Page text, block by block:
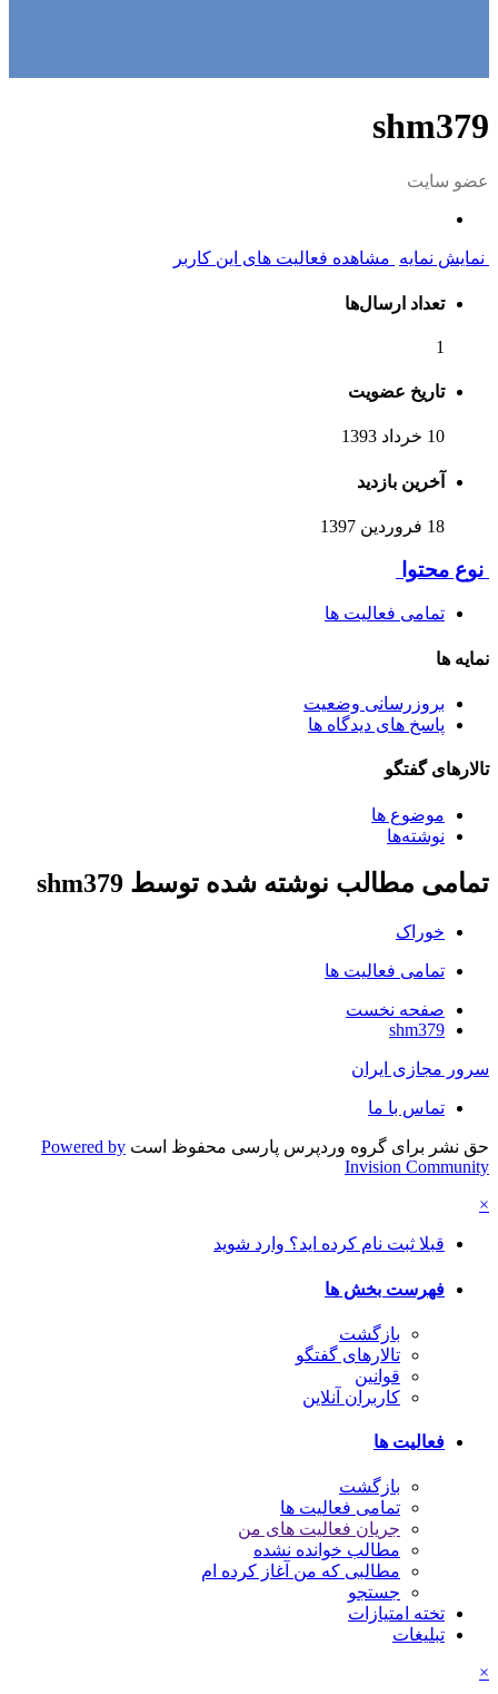
shm379
عضو سایت
نمایش نمایه مشاهده فعالیت های این کاربر
تعداد ارسال‌ها
1
تاریخ عضویت
10 خرداد 1393
آخرین بازدید
18 فروردین 1397
نوع محتوا
تمامی فعالیت ها
نمایه ها
بروزرسانی وضعیت
پاسخ های دیدگاه ها
تالارهای گفتگو
موضوع ها
نوشته‌ها
تمامی مطالب نوشته شده توسط shm379
خوراک
تمامی فعالیت ها
صفحه نخست
shm379
سرور مجازی ایران
تماس با ما
حق نشر برای گروه وردپرس پارسی محفوظ است Powered by
Invision Community
×
قبلا ثبت نام کرده اید؟ وارد شوید
فهرست بخش ها
بازگشت
تالارهای گفتگو
قوانین
کاربران آنلاین
فعالیت ها
بازگشت
تمامی فعالیت ها
جریان فعالیت های من
مطالب خوانده نشده
مطالبی که من آغاز کرده ام
جستجو
تخته امتیازات
تبلیغات
×